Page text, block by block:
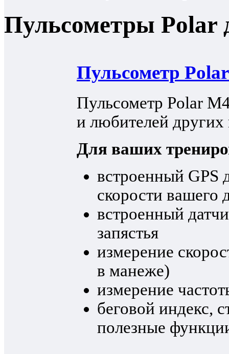
Пульсометры Polar
Пульсометр
Пульсометр Polar
и любителей других
Для ваших
встроенный GPS
скорости вашего
встроенный
запястья
измерение
в манеже)
измерение
беговой индекс,
полезные